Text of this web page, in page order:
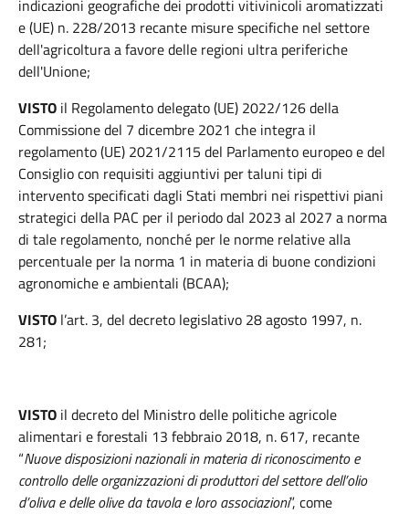
indicazioni geografiche dei prodotti vitivinicoli aromatizzati
e (UE) n. 228/2013 recante misure specifiche nel settore
dell'agricoltura a favore delle regioni ultra periferiche
dell'Unione;
VISTO il Regolamento delegato (UE) 2022/126 della
Commissione del 7 dicembre 2021 che integra il
regolamento (UE) 2021/2115 del Parlamento europeo e del
Consiglio con requisiti aggiuntivi per taluni tipi di
intervento specificati dagli Stati membri nei rispettivi piani
strategici della PAC per il periodo dal 2023 al 2027 a norma
di tale regolamento, nonché per le norme relative alla
percentuale per la norma 1 in materia di buone condizioni
agronomiche e ambientali (BCAA);
VISTO l’art. 3, del decreto legislativo 28 agosto 1997, n.
281;
VISTO il decreto del Ministro delle politiche agricole
alimentari e forestali 13 febbraio 2018, n. 617, recante
“Nuove disposizioni nazionali in materia di riconoscimento e
controllo delle organizzazioni di produttori del settore dell’olio
d’oliva e delle olive da tavola e loro associazioni”, come